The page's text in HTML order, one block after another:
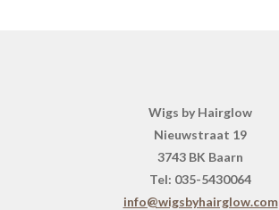
Wigs by Hairglow
Nieuwstraat 19
3743 BK Baarn
Tel: 035-5430064
info@wigsbyhairglow.com